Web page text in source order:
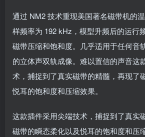
通过 NM2 技术重现美国著名磁带机的
样频率为 192 kHz，模型升频后的运行
磁带压缩和饱和度。几乎适用于任何音
的立体声双轨成像。难以置信的声音这
术，捕捉到了真实磁带的精髓，再现了
悦耳的饱和度和压缩效果。
这款插件采用尖端技术，捕捉到了真实
磁带的瞬态柔化以及悦耳的饱和度和压